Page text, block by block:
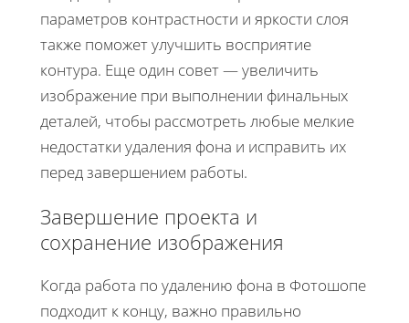
параметров контрастности и яркости слоя
также поможет улучшить восприятие
контура. Еще один совет — увеличить
изображение при выполнении финальных
деталей, чтобы рассмотреть любые мелкие
недостатки удаления фона и исправить их
перед завершением работы.
Завершение проекта и
сохранение изображения
Когда работа по удалению фона в Фотошопе
подходит к концу, важно правильно